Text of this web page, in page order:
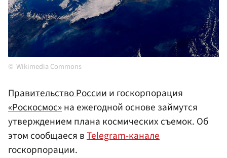
Wikimedia Commons
Правительство Россиии госкорпорация
«Роскосмос»на ежегодной основе займутся
утверждением плана космических съемок. Об
этом сообщаеся вTelegram-канале
госкорпорации.